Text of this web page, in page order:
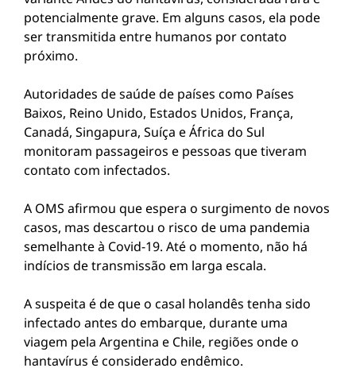
potencialmente grave. Em alguns casos, ela pode
ser transmitida entre humanos por contato
próximo.
Autoridades de saúde de países como Países
Baixos, Reino Unido, Estados Unidos, França,
Canadá, Singapura, Suíça e África do Sul
monitoram passageiros e pessoas que tiveram
contato com infectados.
A OMS afirmou que espera o surgimento de novos
casos, mas descartou o risco de uma pandemia
semelhante à Covid-19. Até o momento, não há
indícios de transmissão em larga escala.
A suspeita é de que o casal holandês tenha sido
infectado antes do embarque, durante uma
viagem pela Argentina e Chile, regiões onde o
hantavírus é considerado endêmico.